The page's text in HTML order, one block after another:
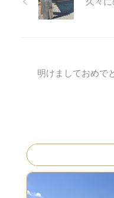
た。 打ち合わせ後は、３人
お昼ご飯を食べて、夫は夕方
できたので、映画と迷いまし
たが、ひとまずカフェに行
明けましておめで